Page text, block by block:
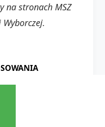
na stronach MSZ